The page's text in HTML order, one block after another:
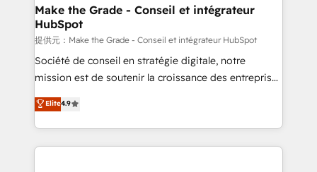
strategies that deliver impactful results. Our mission
is to empower you to unlock HubSpot’s full potential
—faster. Through expert training, unmatched
responsiveness, and ongoing support, we equip
your team to adopt new systems with confidence
customer engagement.
Make the Grade - Conseil et intégrateur
HubSpot
提供元：Make the Grade - Conseil et intégrateur HubSpot
Société de conseil en stratégie digitale, notre
mission est de soutenir la croissance des entreprises
B2B à travers l’acquisition de nouveaux clients,
l'intégration CRM et le développement des revenus
auprès de vos comptes existants. En France et à
l'international, nous travaillons avec des ETI
Elite4.9